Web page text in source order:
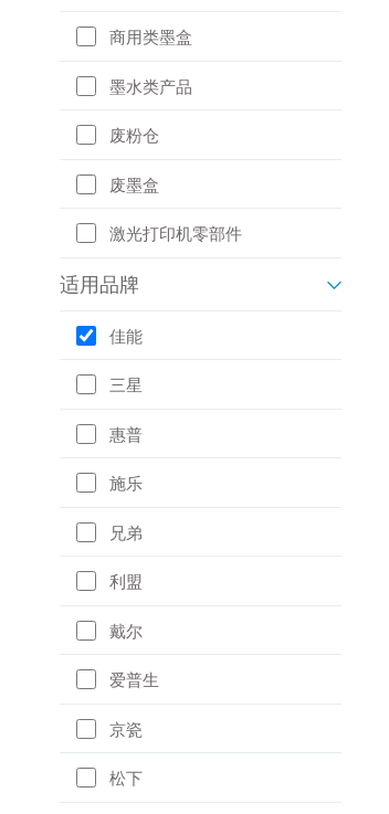
商用类墨盒
墨水类产品
废粉仓
废墨盒
激光打印机零部件
适用品牌
佳能
三星
惠普
施乐
兄弟
利盟
戴尔
爱普生
京瓷
松下